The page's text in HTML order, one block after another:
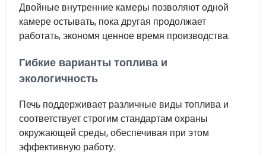
Двойные внутренние камеры позволяют одной
камере остывать, пока другая продолжает
работать, экономя ценное время производства.
Гибкие варианты топлива и
экологичность
Печь поддерживает различные виды топлива и
соответствует строгим стандартам охраны
окружающей среды, обеспечивая при этом
эффективную работу.